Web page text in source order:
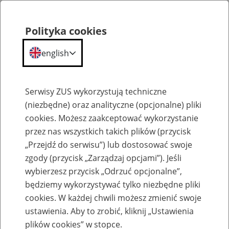
Szkolenia
Zaproś ZUS do siebie: Aktywni 50+
Polityka cookies
english
Serwisy ZUS wykorzystują techniczne
(niezbędne) oraz analityczne (opcjonalne) pliki
cookies. Możesz zaakceptować wykorzystanie
przez nas wszystkich takich plików (przycisk
„Przejdź do serwisu”) lub dostosować swoje
zgody (przycisk „Zarządzaj opcjami”). Jeśli
wybierzesz przycisk „Odrzuć opcjonalne”,
będziemy wykorzystywać tylko niezbędne pliki
cookies. W każdej chwili możesz zmienić swoje
ustawienia. Aby to zrobić, kliknij „Ustawienia
plików cookies” w stopce.